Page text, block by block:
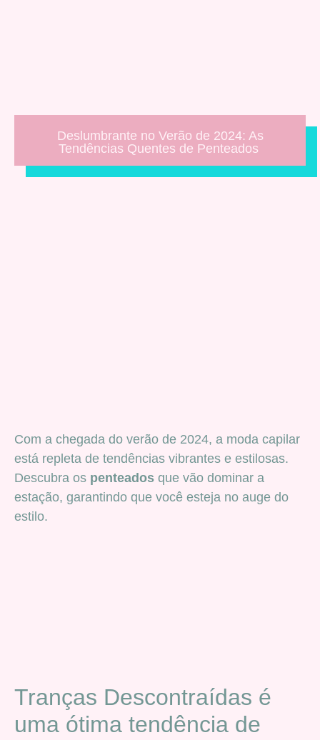
Deslumbrante no Verão de 2024: As
Tendências Quentes de Penteados
Com a chegada do verão de 2024, a moda capilar
está repleta de tendências vibrantes e estilosas.
Descubra os penteados que vão dominar a
estação, garantindo que você esteja no auge do
estilo.
Tranças Descontraídas é
uma ótima tendência de